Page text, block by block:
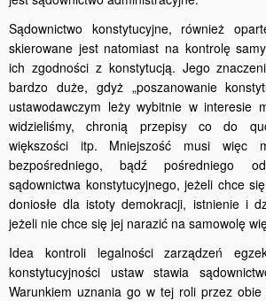
Sądownictwo konstytucyjne, również
skierowane jest natomiast na kontrolę
ich zgodności z konstytucją. Jego
bardzo duże, gdyż „poszanowanie
ustawodawczym leży wybitnie w interesie
widzieliśmy, chronią przepisy co do
większości itp. Mniejszość musi więc
bezpośredniego, bądź pośredniego
sądownictwa konstytucyjnego, jeżeli chce
doniosłe dla istoty demokracji, istnienie i
jeżeli nie chce się jej narazić na samowolę
Idea kontroli legalności zarządzeń
konstytucyjności ustaw stawia
Warun­kiem uznania go w tej roli przez